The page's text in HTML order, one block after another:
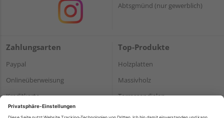
Abtsgmünd (nur gewerblich)
Zahlungsarten
Paypal
Onlineüberweisung
Kreditkarte
Top-Produkte
Holzplatten
Massivholz
Terrassendielen